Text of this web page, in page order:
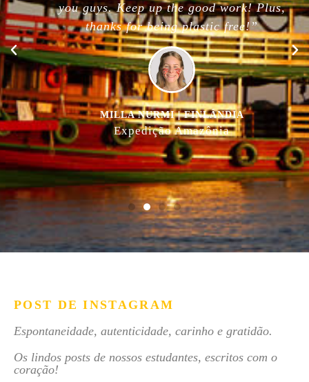
you guys. Keep up the good work! Plus,
thanks for being plastic free!”
MILLA NURMI | FINLÂNDIA
Expedição Amazônia
POST DE INSTAGRAM
Espontaneidade, autenticidade, carinho e gratidão.
Os lindos posts de nossos estudantes, escritos com o
coração!